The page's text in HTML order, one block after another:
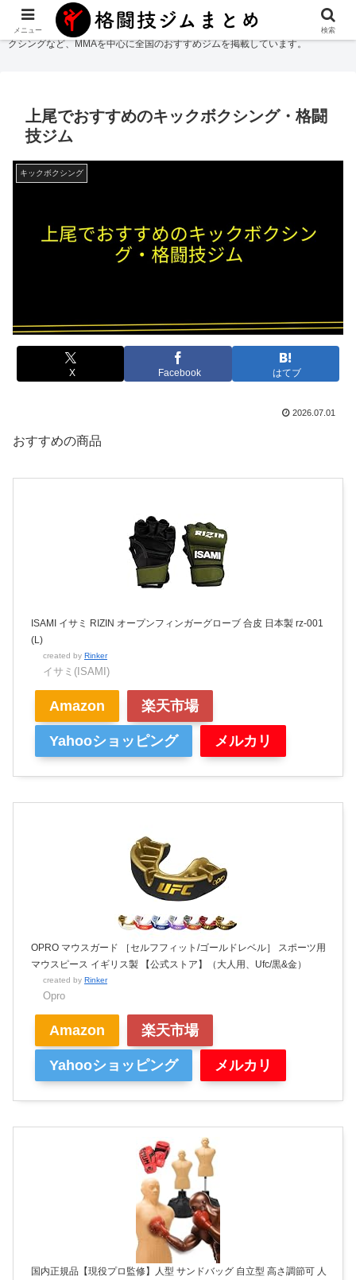
格闘技ジムまとめ
では総合格闘技・柔術・レスリング・キックボクシング・ボ
クシングなど、MMAを中心に全国のおすすめジムを掲載しています。
上尾でおすすめのキックボクシング・格闘
技ジム
キックボクシング
X Facebook はてブ
2026.07.01
おすすめの商品
ISAMI イサミ RIZIN オープンフィンガーグローブ 合皮 日本製 rz-001
(L)
created by Rinker
イサミ(ISAMI)
Amazon 楽天市場
Yahooショッピング メルカリ
OPRO マウスガード ［セルフフィット/ゴールドレベル］ スポーツ用
マウスピース イギリス製 【公式ストア】（大人用、Ufc/黒&金）
created by Rinker
Opro
Amazon 楽天市場
Yahooショッピング メルカリ
国内正規品【現役プロ監修】人型 サンドバッグ 自立型 高さ調節可 人
メニュー 検索